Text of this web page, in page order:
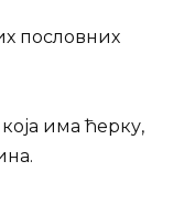
пословних
има ћерку,